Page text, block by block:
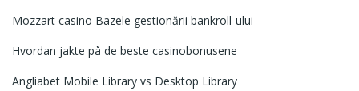
Mozzart casino Bazele gestionării bankroll-ului
Hvordan jakte på de beste casinobonusene
Angliabet Mobile Library vs Desktop Library